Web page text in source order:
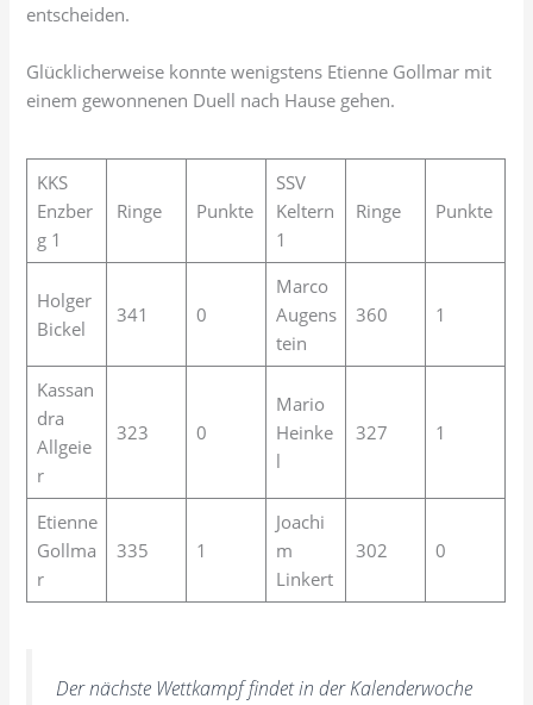
entscheiden.
Glücklicherweise konnte wenigstens Etienne Gollmar mit
einem gewonnenen Duell nach Hause gehen.
KKS
Enzber
g 1
Ringe Punkte
SSV
Keltern
1
Ringe Punkte
Holger
Bickel
341 0
Marco
Augens
tein
360 1
Kassan
dra
Allgeie
r
323 0
Mario
Heinke
l
327 1
Etienne
Gollma
r
335 1
Joachi
m
Linkert
302 0
Der nächste Wettkampf findet in der Kalenderwoche